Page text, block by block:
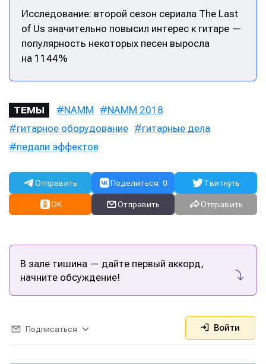
Исследование: второй сезон сериала The Last
of Us значительно повысил интерес к гитаре —
популярность некоторых песен выросла
на 1144%
ТЕМЫ NAMM
NAMM 2018
гитарное оборудование
гитарные дела
педали эффектов
Отправить Поделиться 0 Твитнуть
OK Отправить Отправить
В зале тишина — дайте первый аккорд,
начните обсуждение!
Подписаться Войти